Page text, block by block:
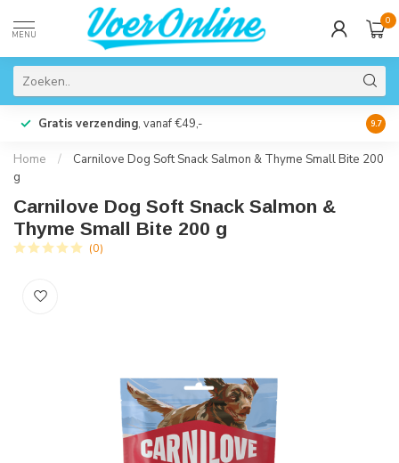
MENU
0
Gratis verzending, vanaf €49,- 9.7
Home /
Carnilove Dog Soft Snack Salmon & Thyme Small Bite 200
g
Carnilove Dog Soft Snack Salmon &
Thyme Small Bite 200 g
(0)